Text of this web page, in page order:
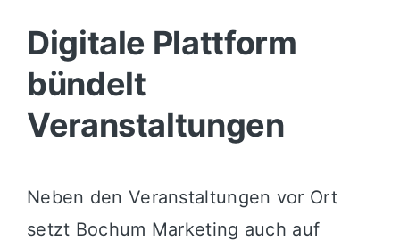
Digitale Plattform
bündelt
Veranstaltungen
Neben den Veranstaltungen vor Ort
setzt Bochum Marketing auch auf